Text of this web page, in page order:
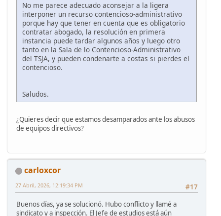
No me parece adecuado aconsejar a la ligera
interponer un recurso contencioso-administrativo
porque hay que tener en cuenta que es obligatorio
contratar abogado, la resolución en primera
instancia puede tardar algunos años y luego otro
tanto en la Sala de lo Contencioso-Administrativo
del TSJA, y pueden condenarte a costas si pierdes el
contencioso.
Saludos.
¿Quieres decir que estamos desamparados ante los abusos
de equipos directivos?
carloxcor
#17
27 Abril, 2026, 12:19:34 PM
Buenos días, ya se solucionó. Hubo conflicto y llamé a
sindicato y a inspección. El Jefe de estudios está aún